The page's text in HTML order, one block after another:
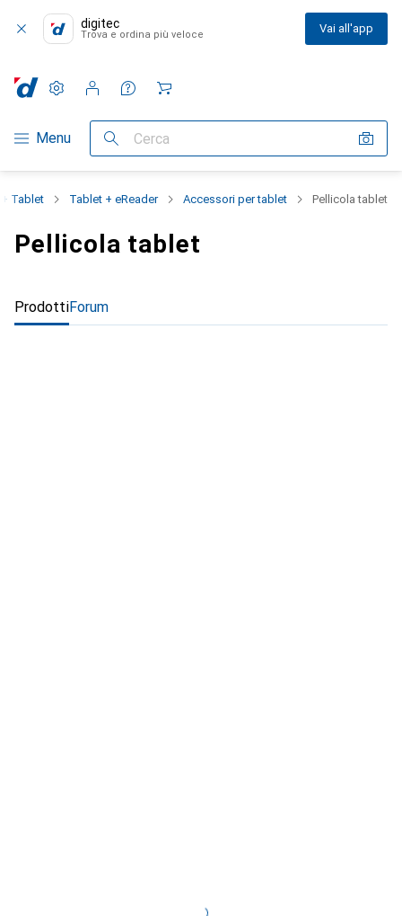
digitec
Trova e ordina più veloce Vai all'app
Categoria Navigazione
Menu Cerca
Impostazioni
Conto cliente
Liste di confronto
Liste dei desideri
Carrello
Tablet Tablet + eReader Accessori per tablet Pellicola tablet
Pellicola tablet
ProdottiForum